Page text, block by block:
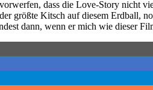
dass die Love-Story nicht
größte Kitsch auf diesem Erdball,
dann, wenn er mich wie dieser